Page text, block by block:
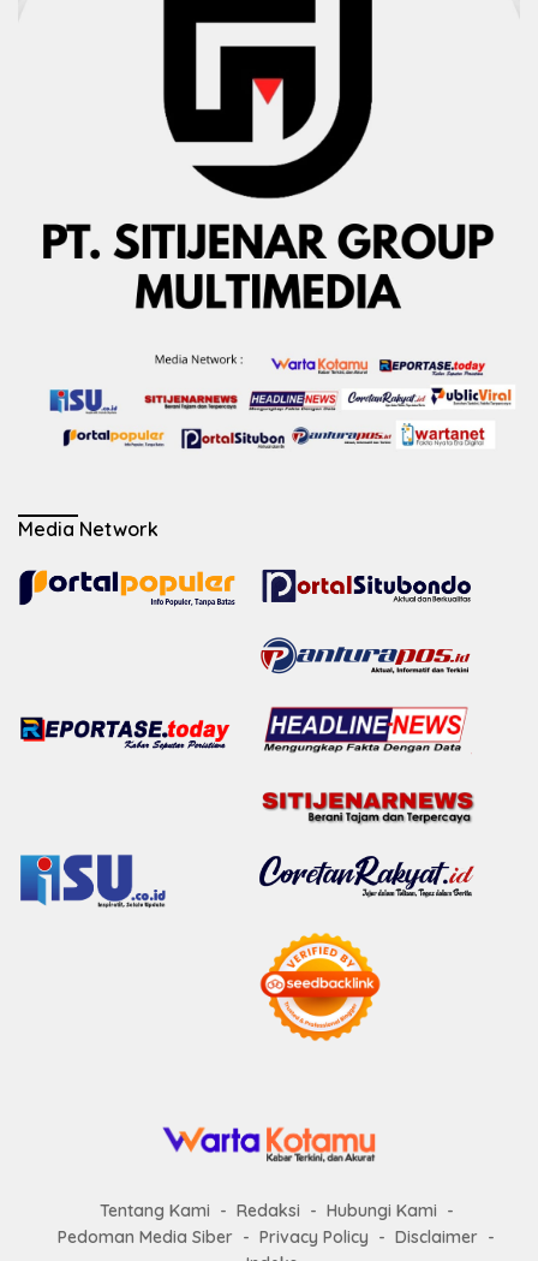
Media Network
Tentang Kami Redaksi
Hubungi Kami
Pedoman Media Siber
Privacy Policy
Disclaimer